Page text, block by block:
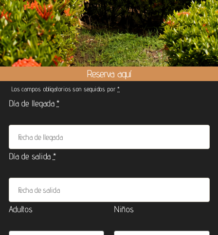
Reserva aquí
Los campos obligatorios son seguidos por*
Día de llegada*
Día de salida *
Adultos Niños